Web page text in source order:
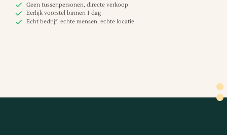
Geen tussenpersonen, directe verkoop
Eerlijk voorstel binnen 1 dag
Echt bedrijf, echte mensen, echte locatie